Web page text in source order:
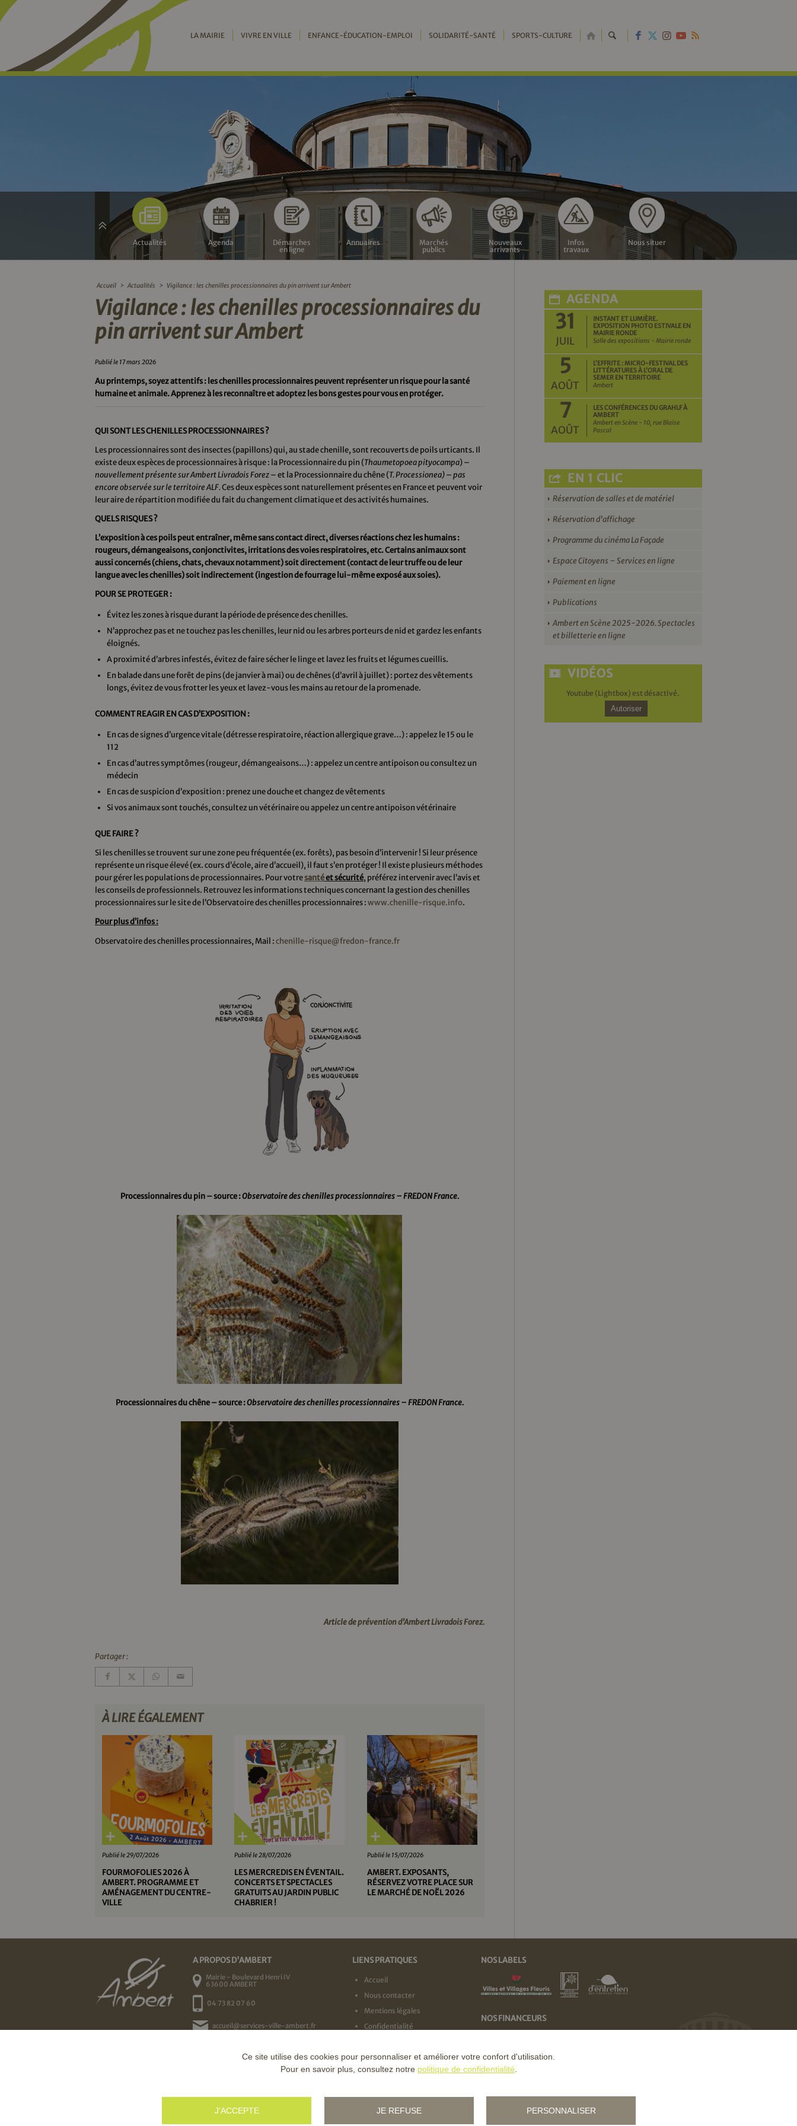
LA MAIRIE VIVRE EN VILLE ENFANCE-ÉDUCATION-EMPLOI SOLIDARITÉ-SANTÉ SPORTS-CULTURE RETOUR
Actualités Agenda
Démarches
en ligne
Annuaires
Marchés
publics
Nouveaux
arrivants
Infos
travaux
Nous situer
Accueil > Actualités > Vigilance : les chenilles processionnaires du pin arrivent sur Ambert
Vigilance : les chenilles processionnaires du
pin arrivent sur Ambert
Publié le 17 mars 2026
Au printemps, soyez attentifs : les chenilles processionnaires peuvent représenter un risque pour la santé
humaine et animale. Apprenez à les reconnaître et adoptez les bons gestes pour vous en protéger.
QUI SONT LES CHENILLES PROCESSIONNAIRES ?
Les processionnaires sont des insectes (papillons) qui, au stade chenille, sont recouverts de poils urticants. Il
existe deux espèces de processionnaires à risque : la Processionnaire du pin (Thaumetopoea pityocampa) –
nouvellement présente sur Ambert Livradois Forez– et la Processionnaire du chêne (T. Processionea)–pas
encore observée sur le territoire ALF.Ces deux espèces sont naturellement présentes en France et peuvent voir
leur aire de répartition modifiée du fait du changement climatique et des activités humaines.
QUELS RISQUES ?
L’exposition à ces poils peut entraîner, même sans contact direct, diverses réactions chez les humains :
rougeurs, démangeaisons, conjonctivites, irritations des voies respiratoires, etc. Certains animaux sont
aussi concernés (chiens, chats, chevaux notamment) soit directement (contact de leur truffe ou de leur
langue avec les chenilles) soit indirectement (ingestion de fourrage lui-même exposé aux soies).
POUR SE PROTEGER :
Évitez les zones à risque durant la période de présence des chenilles.
N’approchez pas et ne touchez pas les chenilles, leur nid ou les arbres porteurs de nid et gardez les enfants
éloignés.
A proximité d’arbres infestés, évitez de faire sécher le linge et lavez les fruits et légumes cueillis.
En balade dans une forêt de pins (de janvier à mai) ou de chênes (d’avril à juillet) : portez des vêtements
longs, évitez de vous frotter les yeux et lavez-vous les mains au retour de la promenade.
COMMENT REAGIR EN CAS D’EXPOSITION :
En cas de signes d’urgence vitale (détresse respiratoire, réaction allergique grave…) : appelez le 15 ou le
112
En cas d’autres symptômes (rougeur, démangeaisons…) : appelez un centre antipoison ou consultez un
médecin
En cas de suspicion d’exposition : prenez une douche et changez de vêtements
Si vos animaux sont touchés, consultez un vétérinaire ou appelez un centre antipoison vétérinaire
QUE FAIRE ?
Si les chenilles se trouvent sur une zone peu fréquentée (ex. forêts), pas besoin d’intervenir ! Si leur présence
représente un risque élevé (ex. cours d’école, aire d’accueil), il faut s’en protéger ! Il existe plusieurs méthodes
pour gérer les populations de processionnaires. Pour votresantéet sécurité, préférez intervenir avec l’avis et
les conseils de professionnels. Retrouvez les informations techniques concernant la gestion des chenilles
processionnaires sur le site de l’Observatoire des chenilles processionnaires :www.chenille-risque.info.
Pour plus d’infos :
Observatoire des chenilles processionnaires, Mail :chenille-risque@fredon-france.fr
Processionnaires du pin – source :Observatoire des chenilles processionnaires – FREDON France.
Processionnaires du chêne – source :Observatoire des chenilles processionnaires – FREDON France.
Article de prévention d’Ambert Livradois Forez.
Partager :
À LIRE ÉGALEMENT
Publié le 29/07/2026
FOURMOFOLIES 2026 À
AMBERT. PROGRAMME ET
AMÉNAGEMENT DU CENTRE-
VILLE
Publié le 28/07/2026
LES MERCREDIS EN ÉVENTAIL.
CONCERTS ET SPECTACLES
GRATUITS AU JARDIN PUBLIC
CHABRIER !
Publié le 15/07/2026
AMBERT. EXPOSANTS,
RÉSERVEZ VOTRE PLACE SUR
LE MARCHÉ DE NOËL 2026
AGENDA
31
JUIL
INSTANT ET LUMIÈRE.
EXPOSITION PHOTO ESTIVALE EN
MAIRIE RONDE
Salle des expositions - Mairie ronde
5
AOÛT
L’EFFRITE : MICRO-FESTIVAL DES
LITTÉRATURES À L’ORAL DE
SEMER EN TERRITOIRE
Ambert
7
AOÛT
LES CONFÉRENCES DU GRAHLF À
AMBERT
Ambert en Scène - 10, rue Blaise
Pascal
EN 1 CLIC
Réservation de salles et de matériel
Réservation d’affichage
Programme du cinéma La Façade
Espace Citoyens – Services en ligne
Paiement en ligne
Publications
Ambert en Scène 2025-2026. Spectacles
et billetterie en ligne
VIDÉOS
Youtube (Lightbox) est désactivé.
Autoriser
A PROPOS D'AMBERT
Mairie - Boulevard Henri IV
63600 AMBERT
04 73 82 07 60
accueil@services-ville-ambert.fr
LIENS PRATIQUES
Accueil
Nous contacter
Mentions légales
Confidentialité
NOS LABELS
NOS FINANCEURS
Ce site utilise des cookies pour personnaliser et améliorer votre confort d'utilisation.
Pour en savoir plus, consultez notre politique de confidentialité
J'ACCEPTE JE REFUSE PERSONNALISER